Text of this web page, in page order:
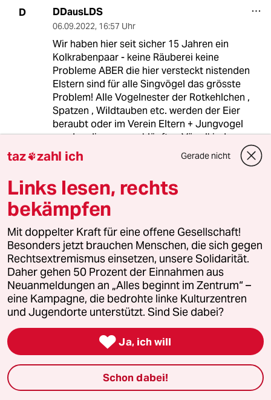
D DDausLDS
06.09.2022, 16:57 Uhr
Wir haben hier seit sicher 15 Jahren ein
Kolkrabenpaar - keine Räuberei keine
Probleme ABER die hier versteckt nistenden
Elstern sind für alle Singvögel das grösste
Problem! Alle Vogelnester der Rotkehlchen ,
Spatzen , Wildtauben etc. werden der Eier
beraubt oder im Verein Eltern + Jungvogel
werden die ausgeschlüpften Vögelkinder
umstellt und getötet ! Spatzen ? wenn jemand
glaubt dass die eh nur bei den Hühnern klauen
nach Schädlingen ab wie die Meisen !
Und , um die von Dohlen etc. bewohnten und
gedüngten Parks müssen sich eben die
Anwohner kümmern.
(Ach... eine Drohne wirkt Wunder)
DS Dietrich Schneider
06.09.2022,13:03 Uhr
Vielleicht ist es eine soziale Funktion der Jagd,
Psychopathen die Möglichkeit zur Triebabfuhr
zu geben, um damit weitaus Schlimmeres zu
verhindern.
taz zahl ich Gerade nicht
Links lesen, rechts
bekämpfen
Mit doppelter Kraft für eine offene Gesellschaft!
Besonders jetzt brauchen Menschen, die sich gegen
Rechtsextremismus einsetzen, unsere Solidarität.
Daher gehen 50 Prozent der Einnahmen aus
Neuanmeldungen an „Alles beginnt im Zentrum“ –
eine Kampagne, die bedrohte linke Kulturzentren
und Jugendorte unterstützt. Sind Sie dabei?
 Ja, ich will
Schon dabei!